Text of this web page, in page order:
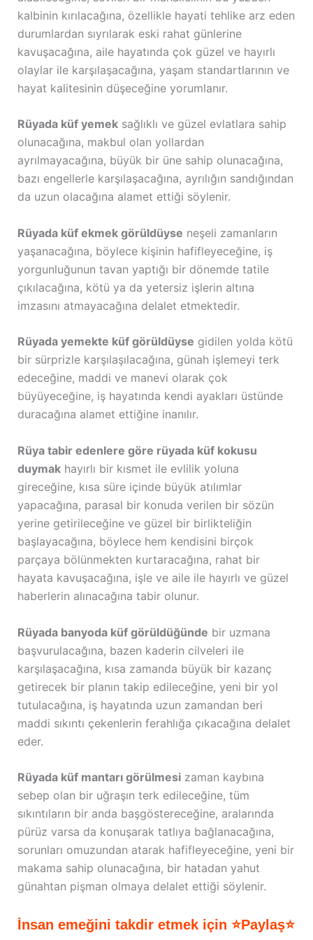
kalbinin kırılacağına, özellikle hayati tehlike arz eden
durumlardan sıyrılarak eski rahat günlerine
kavuşacağına, aile hayatında çok güzel ve hayırlı
olaylar ile karşılaşacağına, yaşam standartlarının ve
hayat kalitesinin düşeceğine yorumlanır.
Rüyada küf yemeksağlıklı ve güzel evlatlara sahip
olunacağına, makbul olan yollardan
ayrılmayacağına, büyük bir üne sahip olunacağına,
bazı engellerle karşılaşacağına, ayrılığın sandığından
da uzun olacağına alamet ettiği söylenir.
Rüyada küf ekmek görüldüyse neşeli zamanların
yaşanacağına, böylece kişinin hafifleyeceğine, iş
yorgunluğunun tavan yaptığı bir dönemde tatile
çıkılacağına, kötü ya da yetersiz işlerin altına
imzasını atmayacağına delalet etmektedir.
Rüyada yemekte küf görüldüyse gidilen yolda kötü
bir sürprizle karşılaşılacağına, günah işlemeyi terk
edeceğine, maddi ve manevi olarak çok
büyüyeceğine, iş hayatında kendi ayakları üstünde
duracağına alamet ettiğine inanılır.
Rüya tabir edenlere göre rüyada küf kokusu
duymakhayırlı bir kısmet ile evlilik yoluna
gireceğine, kısa süre içinde büyük atılımlar
yapacağına, parasal bir konuda verilen bir sözün
yerine getirileceğine ve güzel bir birlikteliğin
başlayacağına, böylece hem kendisini birçok
parçaya bölünmekten kurtaracağına, rahat bir
hayata kavuşacağına, işle ve aile ile hayırlı ve güzel
haberlerin alınacağına tabir olunur.
Rüyada banyoda küf görüldüğünde bir uzmana
başvurulacağına, bazen kaderin cilveleri ile
karşılaşacağına, kısa zamanda büyük bir kazanç
getirecek bir planın takip edileceğine, yeni bir yol
tutulacağına, iş hayatında uzun zamandan beri
maddi sıkıntı çekenlerin ferahlığa çıkacağına delalet
eder.
Rüyada küf mantarı görülmesizaman kaybına
sebep olan bir uğraşın terk edileceğine, tüm
sıkıntıların bir anda başgöstereceğine, aralarında
pürüz varsa da konuşarak tatlıya bağlanacağına,
sorunları omuzundan atarak hafifleyeceğine, yeni bir
makama sahip olunacağına, bir hatadan yahut
günahtan pişman olmaya delalet ettiği söylenir.
İnsan emeğini takdir etmek için ⭐Paylaş⭐